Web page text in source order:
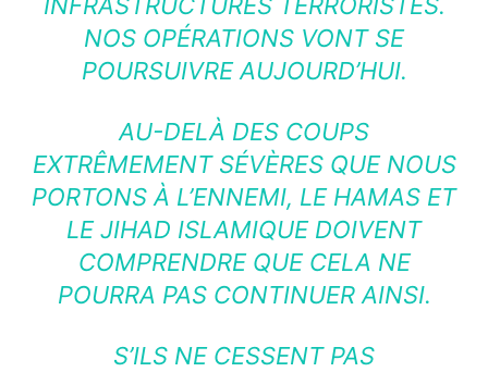
INFRASTRUCTURES TERRORISTES.
NOS OPÉRATIONS VONT SE
POURSUIVRE AUJOURD’HUI.
AU-DELÀ DES COUPS
EXTRÊMEMENT SÉVÈRES QUE NOUS
PORTONS À L’ENNEMI, LE HAMAS ET
LE JIHAD ISLAMIQUE DOIVENT
COMPRENDRE QUE CELA NE
POURRA PAS CONTINUER AINSI.
S’ILS NE CESSENT PAS